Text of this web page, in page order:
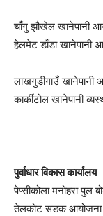
चाँगु झौखेल खानेपानी
हेलमेट डाँडा खानेपानी
लाखगुडीगाउँ खानेपानी
कार्कीटोल खानेपानी
पुर्वाधार विकास कार्यालय
पेप्सीकोला मनोहरा पुल
तेलकोट सडक